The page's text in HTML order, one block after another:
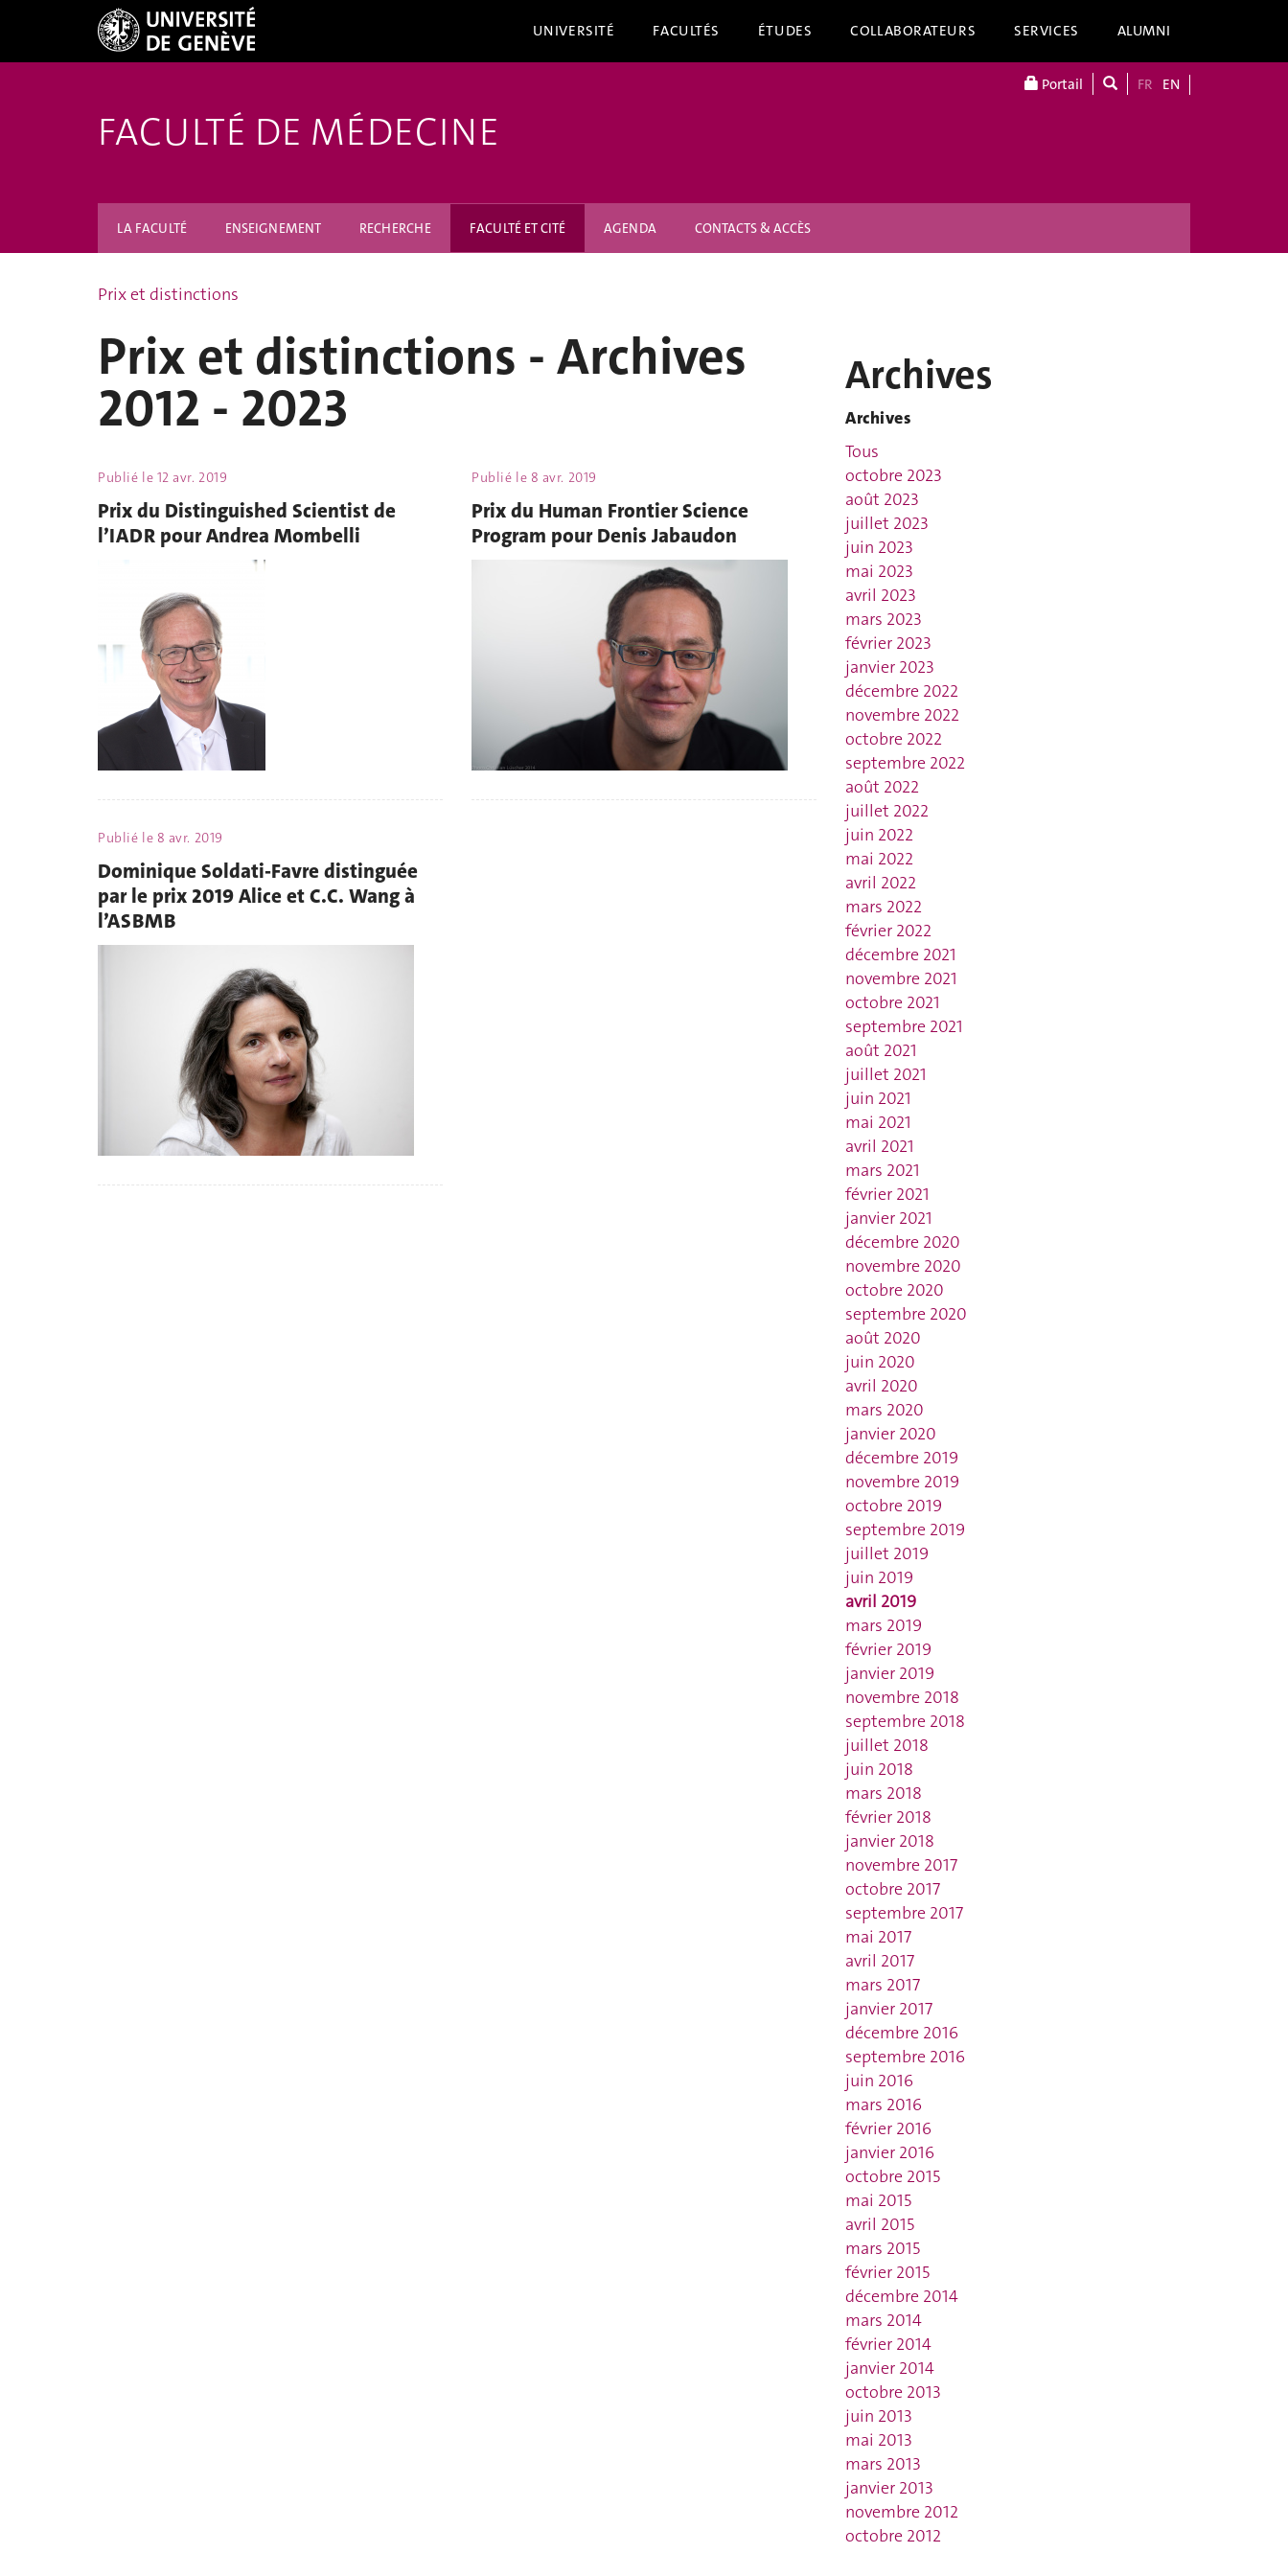
UNIVERSITÉ FACULTÉS ÉTUDES COLLABORATEURS SERVICES ALUMNI
Portail FR EN
FACULTÉ DE MÉDECINE
LA FACULTÉ ENSEIGNEMENT RECHERCHE FACULTÉ ET CITÉ AGENDA CONTACTS & ACCÈS
Prix et distinctions
Prix et distinctions - Archives
2012 - 2023
Publié le 12 avr. 2019
Prix du Distinguished Scientist de
l’IADR pour Andrea Mombelli
Publié le 8 avr. 2019
Prix du Human Frontier Science
Program pour Denis Jabaudon
Publié le 8 avr. 2019
Dominique Soldati-Favre distinguée
par le prix 2019 Alice et C.C. Wang à
l’ASBMB
Archives
Archives
Tous
octobre 2023
août 2023
juillet 2023
juin 2023
mai 2023
avril 2023
mars 2023
février 2023
janvier 2023
décembre 2022
novembre 2022
octobre 2022
septembre 2022
août 2022
juillet 2022
juin 2022
mai 2022
avril 2022
mars 2022
février 2022
décembre 2021
novembre 2021
octobre 2021
septembre 2021
août 2021
juillet 2021
juin 2021
mai 2021
avril 2021
mars 2021
février 2021
janvier 2021
décembre 2020
novembre 2020
octobre 2020
septembre 2020
août 2020
juin 2020
avril 2020
mars 2020
janvier 2020
décembre 2019
novembre 2019
octobre 2019
septembre 2019
juillet 2019
juin 2019
avril 2019
mars 2019
février 2019
janvier 2019
novembre 2018
septembre 2018
juillet 2018
juin 2018
mars 2018
février 2018
janvier 2018
novembre 2017
octobre 2017
septembre 2017
mai 2017
avril 2017
mars 2017
janvier 2017
décembre 2016
septembre 2016
juin 2016
mars 2016
février 2016
janvier 2016
octobre 2015
mai 2015
avril 2015
mars 2015
février 2015
décembre 2014
mars 2014
février 2014
janvier 2014
octobre 2013
juin 2013
mai 2013
mars 2013
janvier 2013
novembre 2012
octobre 2012